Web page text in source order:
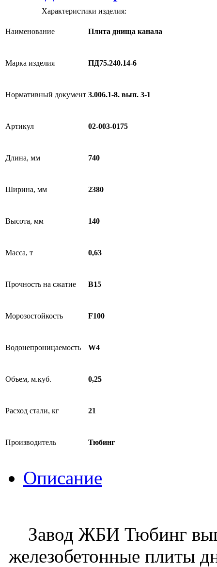
Характеристики изделия:
Наименование Плита днища канала
Марка изделия ПД75.240.14-6
Нормативный документ 3.006.1-8. вып. 3-1
Артикул 02-003-0175
Длина, мм 740
Ширина, мм 2380
Высота, мм 140
Масса, т 0,63
Прочность на сжатие B15
Морозостойкость F100
Водонепроницаемость W4
Объем, м.куб. 0,25
Расход стали, кг 21
Производитель Тюбинг
Описание
Завод ЖБИ Тюбинг
железобетонные плиты